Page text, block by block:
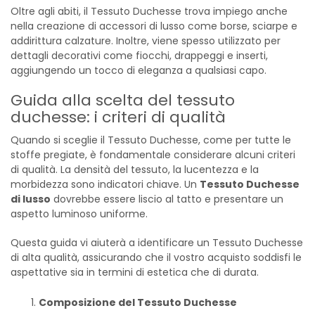
Oltre agli abiti, il Tessuto Duchesse trova impiego anche
nella creazione di accessori di lusso come borse, sciarpe e
addirittura calzature. Inoltre, viene spesso utilizzato per
dettagli decorativi come fiocchi, drappeggi e inserti,
aggiungendo un tocco di eleganza a qualsiasi capo.
Guida alla scelta del tessuto
duchesse: i criteri di qualità
Quando si sceglie il Tessuto Duchesse, come per tutte le
stoffe pregiate, è fondamentale considerare alcuni criteri
di qualità. La densità del tessuto, la lucentezza e la
morbidezza sono indicatori chiave. Un Tessuto Duchesse
di lusso dovrebbe essere liscio al tatto e presentare un
aspetto luminoso uniforme.
Questa guida vi aiuterà a identificare un Tessuto Duchesse
di alta qualità, assicurando che il vostro acquisto soddisfi le
aspettative sia in termini di estetica che di durata.
Composizione del Tessuto Duchesse